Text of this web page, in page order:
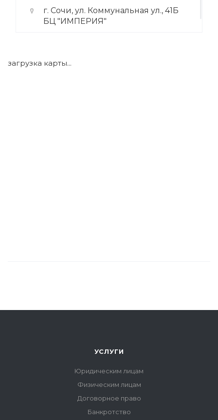
г. Сочи, ул. Коммунальная ул., 41Б
БЦ "ИМПЕРИЯ"
загрузка карты...